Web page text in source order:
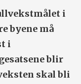
i
byene må
i
blir
skal bli